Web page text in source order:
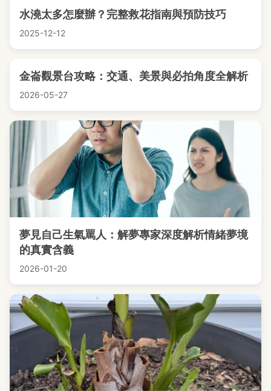
水澆太多怎麼辦？完整救花指南與預防技巧
2025-12-12
金崙觀景台攻略：交通、美景與必拍角度全解析
2026-05-27
夢見自己生氣罵人：解夢專家深度解析情緒夢境
的真實含義
2026-01-20